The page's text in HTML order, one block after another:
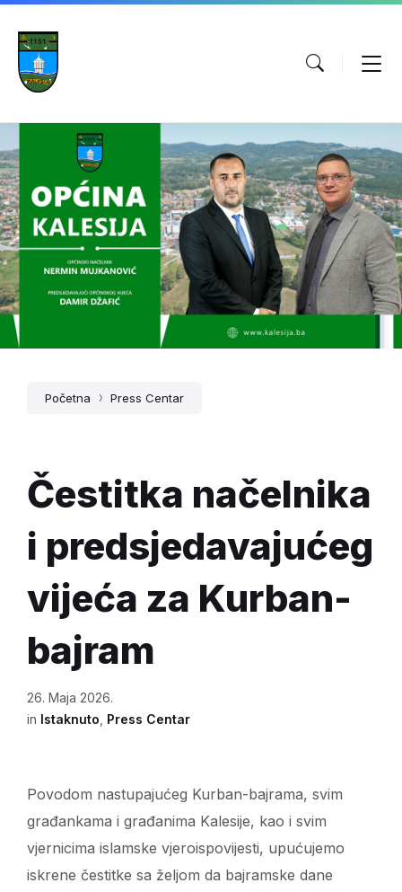
Početna Press Centar
Čestitka načelnika
i predsjedavajućeg
vijeća za Kurban-
bajram
26. Maja 2026.
in Istaknuto Press Centar
Povodom nastupajućeg Kurban-bajrama, svim
građankama i građanima Kalesije, kao i svim
vjernicima islamske vjeroispovijesti, upućujemo
iskrene čestitke sa željom da bajramske dane